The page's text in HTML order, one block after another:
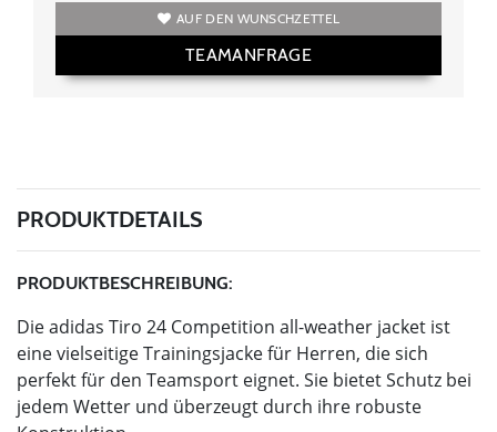
AUF DEN WUNSCHZETTEL
TEAMANFRAGE
PRODUKTDETAILS
PRODUKTBESCHREIBUNG:
Die adidas Tiro 24 Competition all-weather jacket ist
eine vielseitige Trainingsjacke für Herren, die sich
perfekt für den Teamsport eignet. Sie bietet Schutz bei
jedem Wetter und überzeugt durch ihre robuste